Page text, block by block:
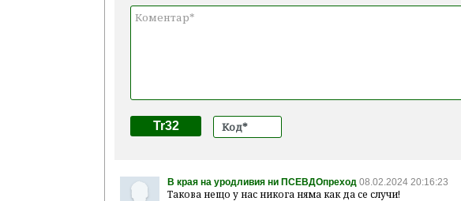
Tr32
В края на уродливия ни ПСЕВДОпреход 08.02.2024 20:16:23
Такова нещо у нас никога няма как да се случи!